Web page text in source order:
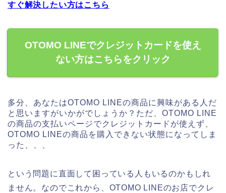
すぐ解決したい方はこちら
OTOMO LINEでクレジットカードを使え
ない方はこちらをクリック
多分、あなたはOTOMO LINEの商品に興味がある人だ
と思いますがいかがでしょうか？ただ、OTOMO LINE
の商品の支払いページでクレジットカードが使えず、
OTOMO LINEの商品を購入できない状態になってしま
った、、、
という問題に直面して困っている人もいるのかもしれ
ません。なのでこれから、OTOMO LINEのお店でクレ